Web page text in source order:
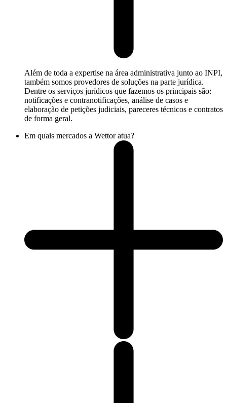
Além de toda a expertise na área administrativa junto ao INPI,
também somos provedores de soluções na parte jurídica.
Dentre os serviços jurídicos que fazemos os principais são:
notificações e contranotificações, análise de casos e
elaboração de petições judiciais, pareceres técnicos e contratos
de forma geral.
Em quais mercados a Wettor atua?